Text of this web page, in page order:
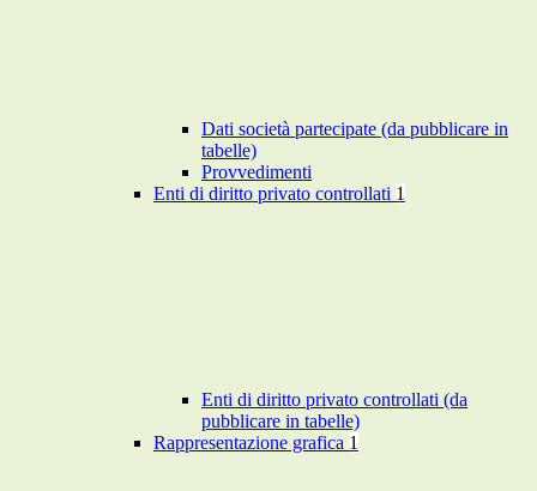
Dati società partecipate (da pubblicare in
tabelle)
Provvedimenti
Enti di diritto privato controllati 1
Enti di diritto privato controllati (da
pubblicare in tabelle)
Rappresentazione grafica 1